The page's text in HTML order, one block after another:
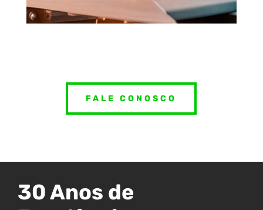
FALE CONOSCO
30 Anos de